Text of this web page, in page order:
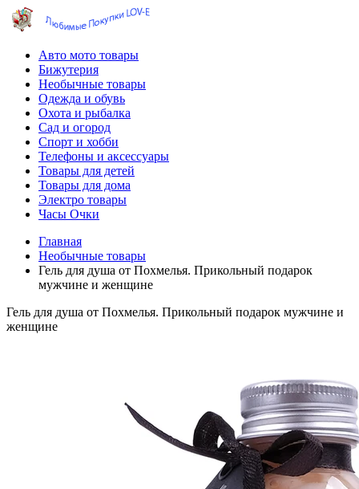
Авто мото товары
Бижутерия
Необычные товары
Одежда и обувь
Охота и рыбалка
Сад и огород
Спорт и хобби
Телефоны и аксессуары
Товары для детей
Товары для дома
Электро товары
Часы Очки
Главная
Необычные товары
Гель для душа от Похмелья. Прикольный подарок
мужчине и женщине
Гель для душа от Похмелья. Прикольный подарок мужчине и
женщине